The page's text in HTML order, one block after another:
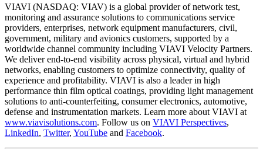
VIAVI (NASDAQ: VIAV) is a global provider of network test,
monitoring and assurance solutions to communications service
providers, enterprises, network equipment manufacturers, civil,
government, military and avionics customers, supported by a
worldwide channel community including VIAVI Velocity Partners.
We deliver end-to-end visibility across physical, virtual and hybrid
networks, enabling customers to optimize connectivity, quality of
experience and profitability. VIAVI is also a leader in high
performance thin film optical coatings, providing light management
solutions to anti-counterfeiting, consumer electronics, automotive,
defense and instrumentation markets. Learn more about VIAVI at
www.viavisolutions.com. Follow us on VIAVI Perspectives,
LinkedIn, Twitter, YouTube and Facebook.